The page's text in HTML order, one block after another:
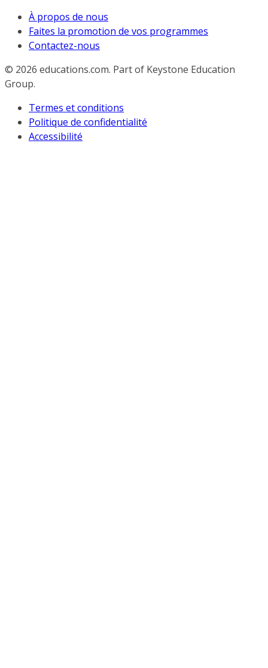
À propos de nous
Faites la promotion de vos programmes
Contactez-nous
© 2026 educations.com. Part of Keystone Education
Group.
Termes et conditions
Politique de confidentialité
Accessibilité